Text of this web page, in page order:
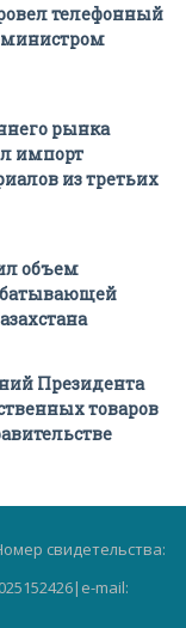
телефонный
министром
рынка
импорт
из третьих
объем
Президента
товаров
свидетельства:
mail: